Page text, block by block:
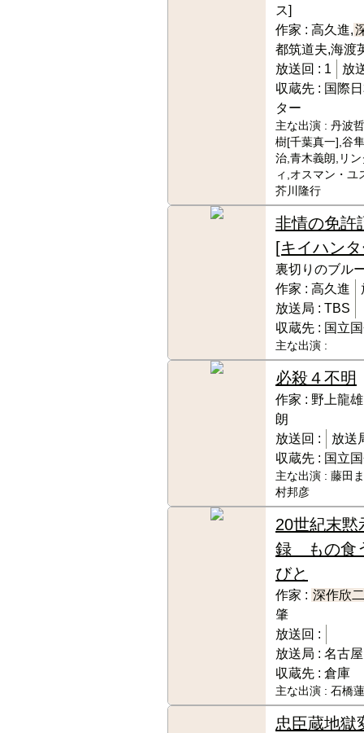
ス]
作家 : 高久進,
都筑道夫,海渡
放送回 : 1
放
収蔵先 : 国際
ター
主な出演 : 丹波
樹[千葉真一],谷
治,青木義朗,リ
ィ,オスマン・ユ
芥川隆行
非情の免許
[キイハン
裏切りのブル
作家 : 高久進
放送局 : TBS
収蔵先 : 国立
主な出演 :
必殺４不明
作家 : 野上龍
朗
放送回 :
放送
収蔵先 : 国立
主な出演 : 藤田
村邦彦
20世紀末黙
録 もの食
びと
作家 : 深作欣二
肇
放送回 :
放送局 : 名古
収蔵先 : 倉庫
主な出演 : 石橋
忠臣蔵地獄